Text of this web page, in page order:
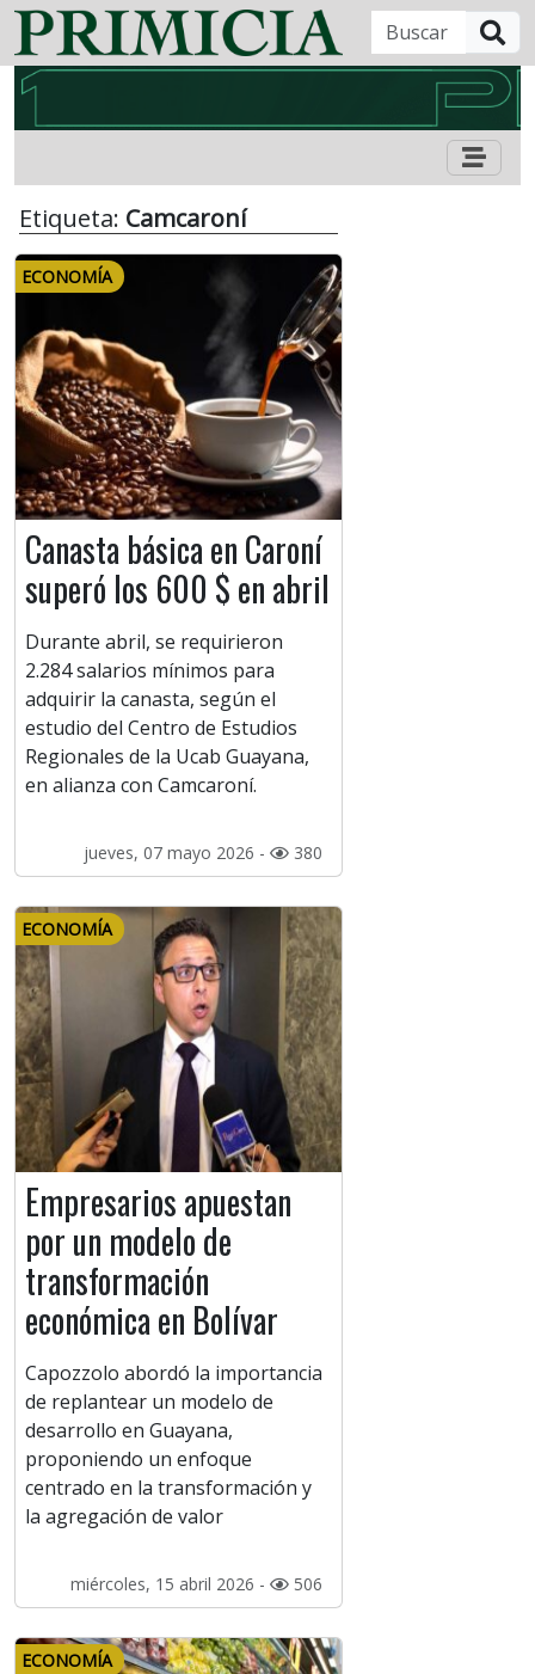
Etiqueta: Camcaroní
ECONOMÍA
Canasta básica en Caroní
superó los 600 $ en abril
Durante abril, se requirieron
2.284 salarios mínimos para
adquirir la canasta, según el
estudio del Centro de Estudios
Regionales de la Ucab Guayana,
en alianza con Camcaroní.
jueves, 07 mayo 2026 - 380
ECONOMÍA
Empresarios apuestan
por un modelo de
transformación
económica en Bolívar
Capozzolo abordó la importancia
de replantear un modelo de
desarrollo en Guayana,
proponiendo un enfoque
centrado en la transformación y
la agregación de valor
miércoles, 15 abril 2026 - 506
ECONOMÍA